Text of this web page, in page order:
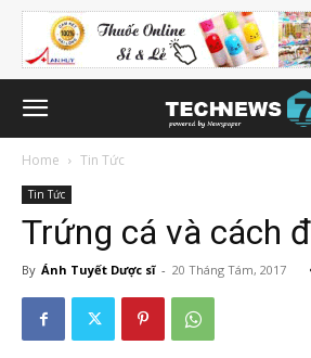
Home Tin Tức
Tin Tức
Trứng cá và cách
By Ánh Tuyết Dược sĩ - 20 Tháng Tám, 2017